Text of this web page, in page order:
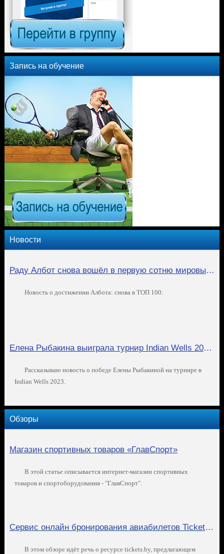
Запись на обучение
Новости
Раду Албот снова вошёл в первую сотню мировых теннисистов!
Новость о достижении Албота: снова в ТОП 100.
Елена Рыбакина выиграла турнир Indian Wells 2023!
Рассказываю новость о победе Елены Рыбакиной на турнире в
Indian Wells 2023.
Обзоры
Магазин спортивных товаров «ГлавСпорт»
В этой статье описывается интернет-магазин спортивных
товаров и спортоборудования - "ГлавСпорт".
Сервис онлайн бронирования авиабилетов Tickets.by
В этом обзоре идёт речь о ресурсе tickets.by, предлагающем